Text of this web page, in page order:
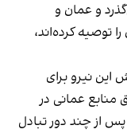
و عمان و
توصیه کرده‌اند،
این نیرو برای
منابع عمانی در
از چند دور تبادل